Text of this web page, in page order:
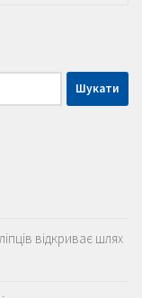
відкриває шлях